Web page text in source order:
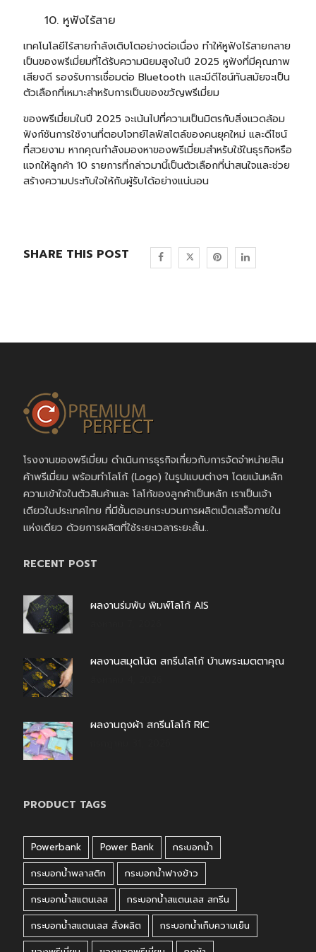
หูฟังไร้สาย
เทคโนโลยีไร้สายกำลังเติบโตอย่างต่อเนื่อง ทำให้หูฟังไร้สายกลาย
เป็นของพรีเมี่ยมที่ได้รับความนิยมสูงในปี 2025 หูฟังที่มีคุณภาพ
เสียงดี รองรับการเชื่อมต่อ Bluetooth และมีดีไซน์ทันสมัยจะเป็น
ตัวเลือกที่เหมาะสำหรับการเป็นของขวัญพรีเมี่ยม
ของพรีเมี่ยมในปี 2025 จะเน้นไปที่ความเป็นมิตรกับสิ่งแวดล้อม
ฟังก์ชันการใช้งานที่ตอบโจทย์ไลฟ์สไตล์ของคนยุคใหม่ และดีไซน์
ที่สวยงาม หากคุณกำลังมองหาของพรีเมี่ยมสำหรับใช้ในธุรกิจหรือ
แจกให้ลูกค้า 10 รายการที่กล่าวมานี้เป็นตัวเลือกที่น่าสนใจและช่วย
สร้างความประทับใจให้กับผู้รับได้อย่างแน่นอน
SHARE THIS POST
โรงงานของพรีเมี่ยม ดำเนินการธุรกิจเกี่ยวกับการจัดจำหน่ายสิน
ค้าพรีเมี่ยม พร้อมทำโลโก้ (Logo) ในรูปแบบต่างๆ โดยเน้นหลัก
ความเข้าใจในตัวสินค้าและ โลโก้ของลูกค้าเป็นหลัก เราเป็นเจ้า
เดียวในประเทศไทย ที่มีขั้นตอนกระบวนการผลิตเบ็ดเสร็จภายใน
แห่งเดียว ด้วยการผลิตที่ใช้ระยะเวลาระยะสั้น..
RECENT POST
ผลงานร่มพับ พิมพ์โลโก้ AIS
ผลงานสมุดโน้ต สกรีนโลโก้ บ้านพระเมตตาคุณ
ผลงานถุงผ้า สกรีนโลโก้ RIC
PRODUCT TAGS
Powerbank Power Bank
กระบอกน้ำ
กระบอกน้ำพลาสติก
กระบอกน้ำฟางข้าว
กระบอกน้ำสแตนเลส
กระบอกน้ำสแตนเลส สกรีน
กระบอกน้ำสแตนเลส สั่งผลิต
กระบอกน้ำเก็บความเย็น